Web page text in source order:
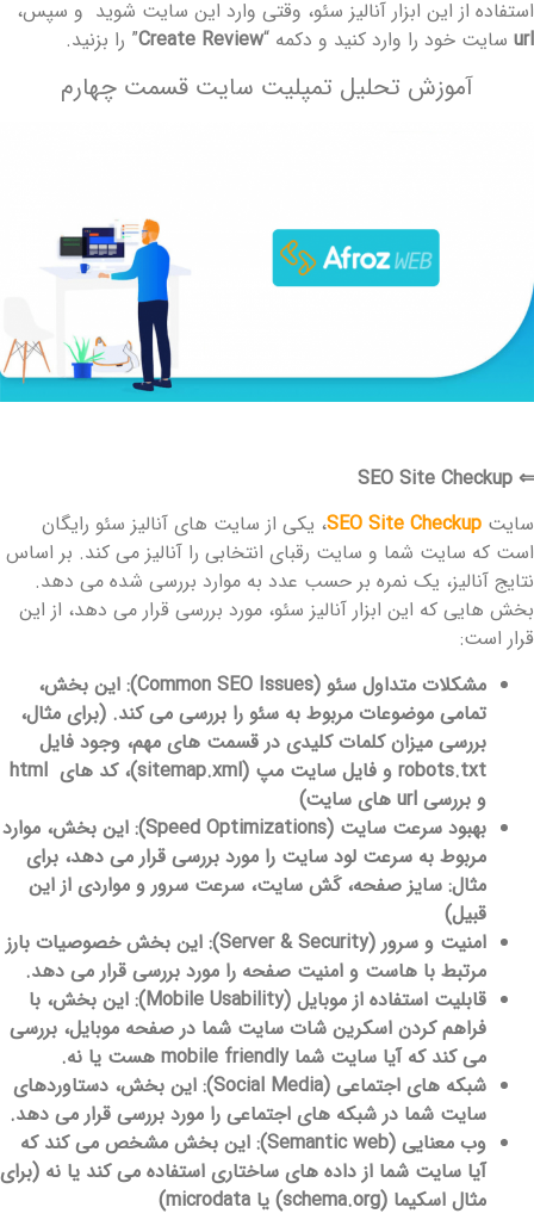
استفاده از این ابزار آنالیز سئو، وقتی وارد این سایت شوید و سپس،
urlسایت خود را وارد کنید و دکمه “ Create Review ” را بزنید.
آموزش تحلیل تمپلیت سایت قسمت چهارم
⇐
SEO Site Checkup
سایت SEO Site Checkup، یکی از سایت های آنالیز سئو رایگان
است که سایت شما و سایت رقبای انتخابی را آنالیز می کند. بر اساس
نتایج آنالیز، یک نمره بر حسب عدد به موارد بررسی شده می دهد.
بخش هایی که این ابزار آنالیز سئو، مورد بررسی قرار می دهد، از این
قرار است:
مشکلات متداول سئو (Common SEO Issues): این بخش،
تمامی موضوعات مربوط به سئو را بررسی می کند. (برای مثال،
بررسی میزان کلمات کلیدی در قسمت های مهم، وجود فایل
robots.txt و فایل سایت مپ (sitemap.xml)، کد های html
و بررسی url های سایت)
بهبود سرعت سایت (Speed Optimizations): این بخش، موارد
مربوط به سرعت لود سایت را مورد بررسی قرار می دهد، برای
مثال: سایز صفحه، کَش سایت، سرعت سرور و مواردی از این
قبیل)
امنیت و سرور (Server & Security): این بخش خصوصیات بارز
مرتبط با هاست و امنیت صفحه را مورد بررسی قرار می دهد.
قابلیت استفاده از موبایل (Mobile Usability): این بخش، با
فراهم کردن اسکرین شات سایت شما در صفحه موبایل، بررسی
می کند که آیا سایت شما mobile friendly هست یا نه.
شبکه های اجتماعی (Social Media): این بخش، دستاوردهای
سایت شما در شبکه های اجتماعی را مورد بررسی قرار می دهد.
وب معنایی (Semantic web): این بخش مشخص می کند که
آیا سایت شما از داده های ساختاری استفاده می کند یا نه (برای
مثال اسکیما (schema.org) یا microdata)